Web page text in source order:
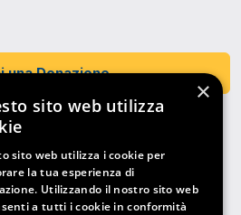
una Donazione
×
sito web utilizza
sito web utilizza i cookie per
la tua esperienza di
Utilizzando il nostro sito web
a tutti i cookie in conformità